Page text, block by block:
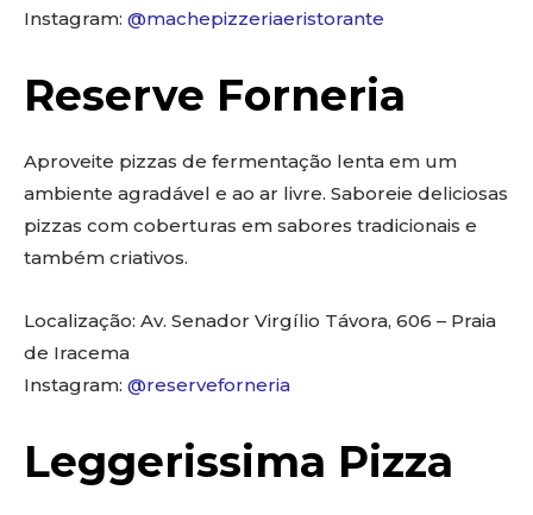
Instagram: @machepizzeriaeristorante
Reserve Forneria
Aproveite pizzas de fermentação lenta em um
ambiente agradável e ao ar livre. Saboreie deliciosas
pizzas com coberturas em sabores tradicionais e
também criativos.
Localização: Av. Senador Virgílio Távora, 606 – Praia
de Iracema
Instagram: @reserveforneria
Leggerissima Pizza